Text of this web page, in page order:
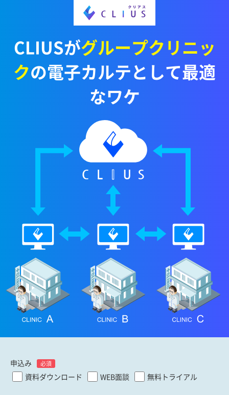
CLIUSがグループクリニッ
クの電子カルテとして最適
なワケ
申込み 必須
資料ダウンロード WEB面談 無料トライアル